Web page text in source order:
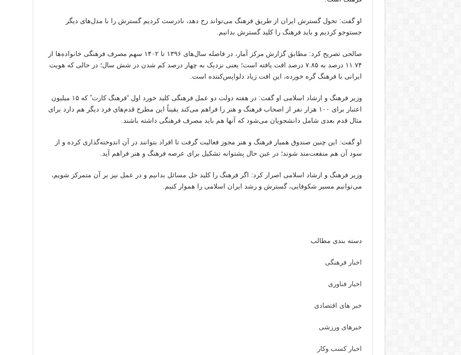
او گفت: تحول گسترش ایران از طریق فرهنگ می‌تواند رخ دهد، نادرست کردیم گسترش را با مدل‌های دیگر
جستوجو کردیم و باید فرهنگ را کلید گسترش بدانیم.
صالحی تصریح کرد: مطابق گزارش مرکز آمار، در فاصله سال‌های ۱۳۹۶ تا ۱۴۰۲ سهم مصرف فرهنگی خانواده‌ها از
۱۱.۷۴ درصد به ۷.۸۵ درصد افت یافته است؛ یعنی نزدیک به چهار درصد کم شدن در شش سال؛ در حالی که هویت
ایرانی با فرهنگ گره خورده، این افت زیاد دلواپس‌کننده است.
وزیر فرهنگ و ارشاد اسلامی او گفت: در هفته دولت دو عمل فرهنگی کلید خورد اول “فرهنگ کارت” که ۱۵ میلیون
اعتبار برای ۱۰۰ هزار نفر از اصحاب فرهنگ و هنر را فراهم می‌کند یقیناً این مطرح قدم‌های فرد دیگر هم دارد برای
مثال قدم بعدی شامل دانشجویان می‌شود که آنها هم باید مصرف فرهنگی داشته باشند.
او گفت: این چنین صندوق همیار فرهنگ و هنر مجوز فعالیت گرفت تا افراد بتوانند در آن اندوخته‌گذاری کرده و از
سود آن هم منفعت‌مند شوند؛ در عین حال پشتوانه‌ تشکیل برای عرصه فرهنگ و هنر فراهم آید.
وزیر فرهنگ و ارشاد اسلامی اصرار کرد: اگر فرهنگ را کلید حل مسائل بدانیم و در عمل نیز بر آن متمرکز شویم،
می‌توانیم مسیر شکوفایی، گسترش و رشد ایران اسلامی را هموار کنیم.
دسته بندی مطالب
اخبار فرهنگی
اخبار فناوری
خبر های اقتصادی
خبرهای ورزشی
اخبار کسب وکار